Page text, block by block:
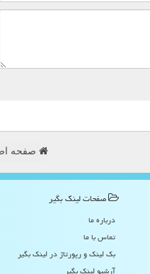
صفحه
صفحات لینك بگیر
درباره ما
تماس با ما
بک لینک و رپورتاژ در لینك بگیر
آرشیو لینك بگیر